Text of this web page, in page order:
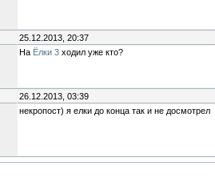
25.12.2013, 20:37
На Ёлки 3 ходил уже кто?
26.12.2013, 03:39
некропост) я елки до конца так и не досмотрел